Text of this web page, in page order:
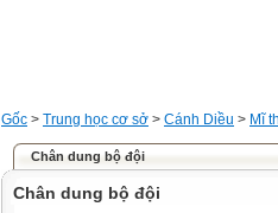
Gốc > Trung học cơ sở > Cánh Diều > Mĩ
Chân dung bộ đội
Chân dung bộ đội